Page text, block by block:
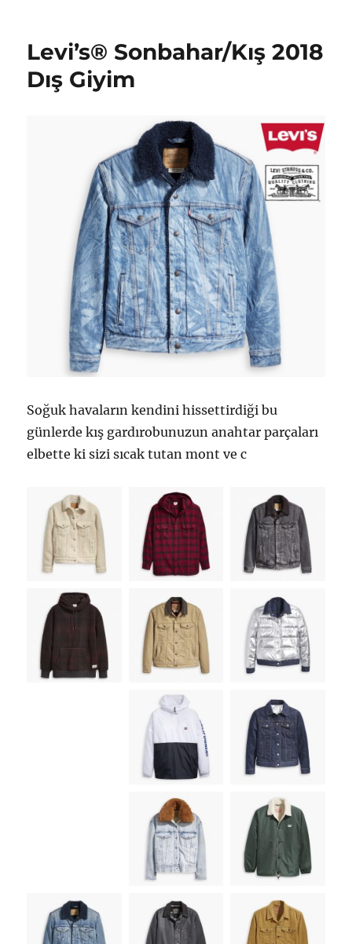
r
n
h
g
r
Levi’s® Sonbahar/Kış 2018
Dış Giyim
Soğuk havaların kendini hissettirdiği bu
günlerde kış gardırobunuzun anahtar parçaları
elbette ki sizi sıcak tutan mont ve c